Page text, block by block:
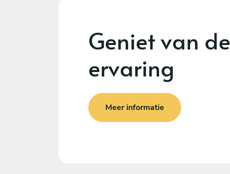
Geniet van de
ervaring
Meer informatie